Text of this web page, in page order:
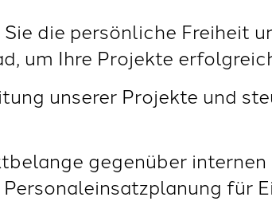
die persönliche Freiheit
um Ihre Projekte
unserer Projekte und
gegenüber
für